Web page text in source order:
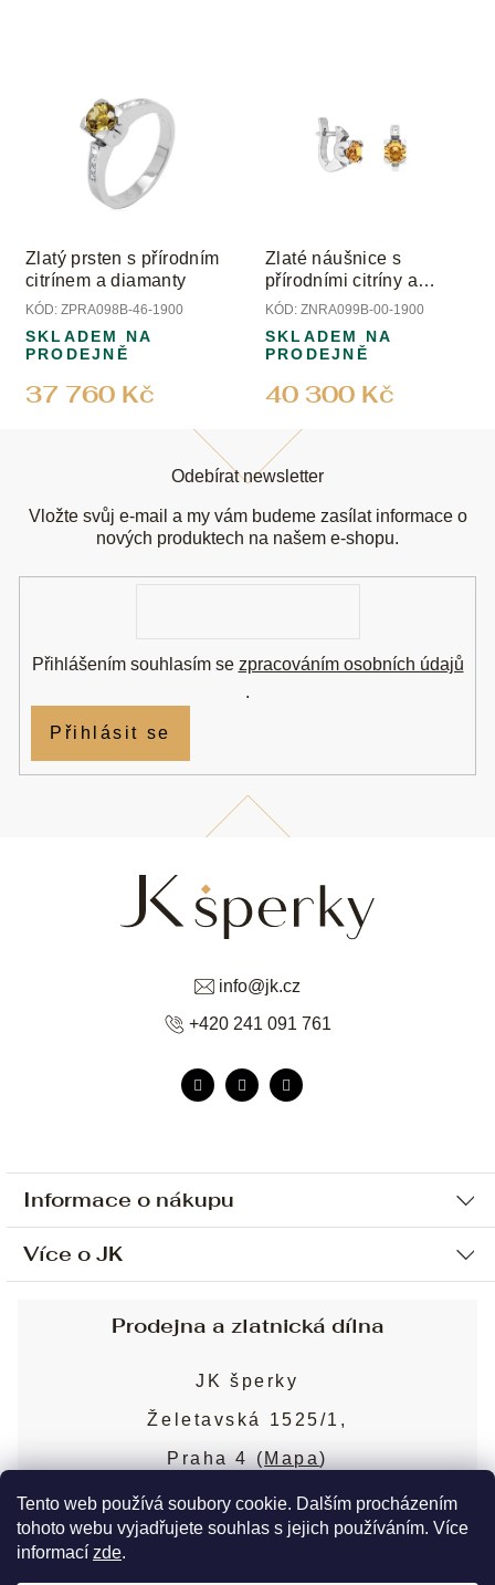
Tento web používá soubory cookie. Dalším procházením
tohoto webu vyjadřujete souhlas s jejich používáním. Více
informací zde.
Zlatý prsten s přírodním
citrínem a diamanty
KÓD: ZPRA098B-46-1900
37 760 Kč
SKLADEM NA
PRODEJNĚ
Zlaté náušnice s
přírodními citríny a
diamanty
KÓD: ZNRA099B-00-1900
40 300 Kč
SKLADEM NA
PRODEJNĚ
Informace o nákupu
Ochrana osobních údajů
Sjednání osobní schůzky
Obchodní podmínky
Puncovní značky
Více o JK
Blog
Nejčastější dotazy
info@jk.cz
+420 241 091 761
Odebírat newsletter
Vložte svůj e-mail a my vám budeme zasílat informace o
nových produktech na našem e-shopu.
Přihlášením souhlasím se zpracováním osobních údajů
.
Přihlásit se
Prodejna a zlatnická dílna
JK šperky
Želetavská 1525/1,
Praha 4 (Mapa)
Více o prodejně